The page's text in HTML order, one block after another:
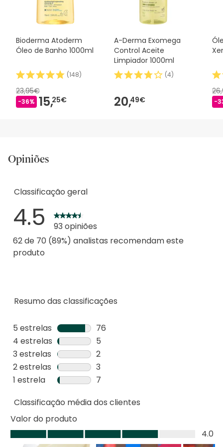
Bioderma Atoderm
Óleo de Banho 1000ml
(148)
23,95€
-36% 15,25€
A-Derma Exomega
Control Aceite
Limpiador 1000ml
(4)
20,49€ -
Opiniões
Resumo das classificações
5 estrelas estrelas
76
76
análises
com
5
4 estrelas estrelas
5
5
análises
com
estrelas.
3 estrelas estrelas
2
2
análises
3
2 estrelas estrelas
3
3
com
1 estrela estrelas
7
análises
1
estrela.
Classificação geral
4.5
93 opiniões
62 de 70 (89%) analistas recomendam este
produto
Classificação média dos clientes
Valor do produto
Valor
4.0